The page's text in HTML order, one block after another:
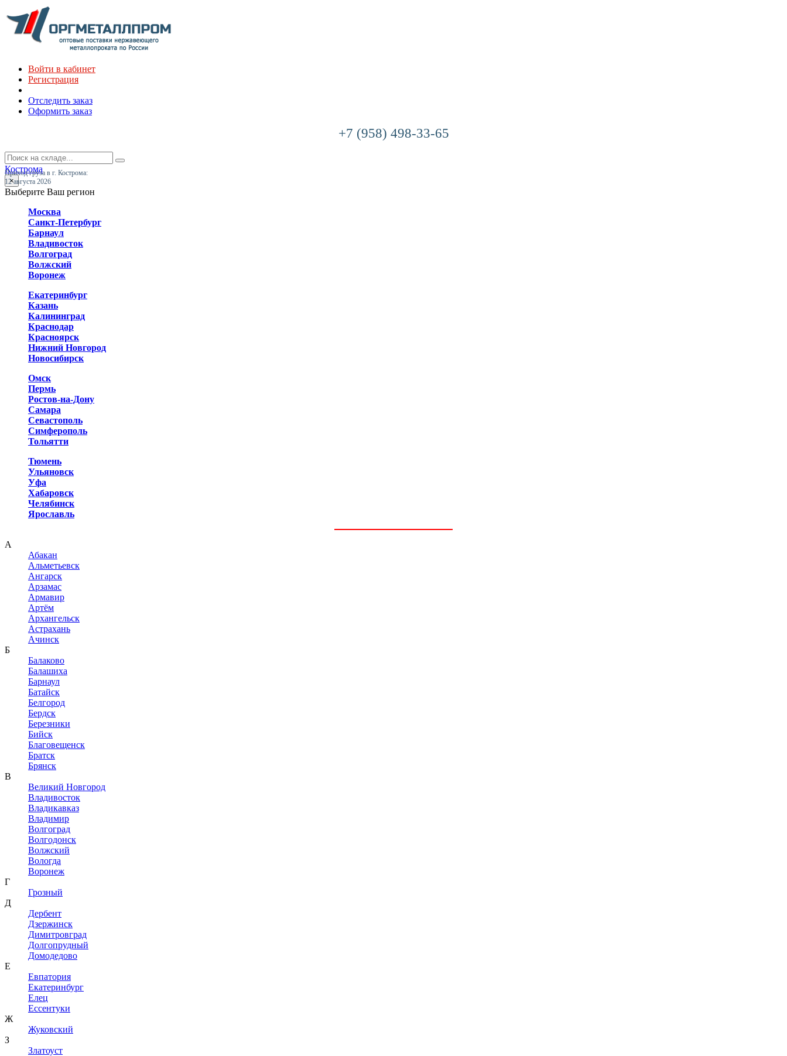
Войти в кабинет
Регистрация
Отследить заказ
Оформить заказ
+7 (958) 498-33-65
Приход груза в г. Кострома:
12 августа 2026
Кострома
×
Выберите Ваш регион
Москва
Санкт-Петербург
Барнаул
Владивосток
Волгоград
Волжский
Воронеж
Екатеринбург
Казань
Калининград
Краснодар
Красноярск
Нижний Новгород
Новосибирск
Омск
Пермь
Ростов-на-Дону
Самара
Севастополь
Симферополь
Тольятти
Тюмень
Ульяновск
Уфа
Хабаровск
Челябинск
Ярославль
А
Абакан
Альметьевск
Ангарск
Арзамас
Армавир
Артём
Архангельск
Астрахань
Ачинск
Б
Балаково
Балашиха
Барнаул
Батайск
Белгород
Бердск
Березники
Бийск
Благовещенск
Братск
Брянск
В
Великий Новгород
Владивосток
Владикавказ
Владимир
Волгоград
Волгодонск
Волжский
Вологда
Воронеж
Г
Грозный
Д
Дербент
Дзержинск
Димитровград
Долгопрудный
Домодедово
Е
Евпатория
Екатеринбург
Елец
Ессентуки
Ж
Жуковский
З
Златоуст